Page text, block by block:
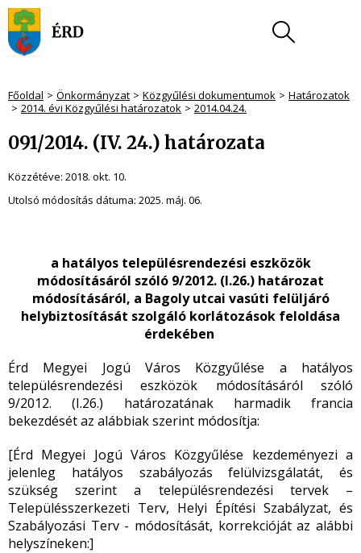
Főoldal Önkormányzat Közgyűlési dokumentumok
Határozatok
2014. évi Közgyűlési határozatok
2014.04.24.
091/2014. (IV. 24.) határozata
Közzétéve: 2018. okt. 10.
Utolsó módosítás dátuma: 2025. máj. 06.
a hatályos településrendezési eszközök
módosításáról szóló 9/2012. (I.26.) határozat
módosításáról, a Bagoly utcai vasúti felüljáró
helybiztosítását szolgáló korlátozások feloldása
érdekében
Érd Megyei Jogú Város Közgyűlése a hatályos
településrendezési eszközök módosításáról szóló
9/2012. (I.26.) határozatának harmadik francia
bekezdését az alábbiak szerint módosítja:
[Érd Megyei Jogú Város Közgyűlése kezdeményezi a
jelenleg hatályos szabályozás felülvizsgálatát, és
szükség szerint a településrendezési tervek –
Településszerkezeti Terv, Helyi Építési Szabályzat, és
Szabályozási Terv - módosítását, korrekcióját az alábbi
helyszíneken:]